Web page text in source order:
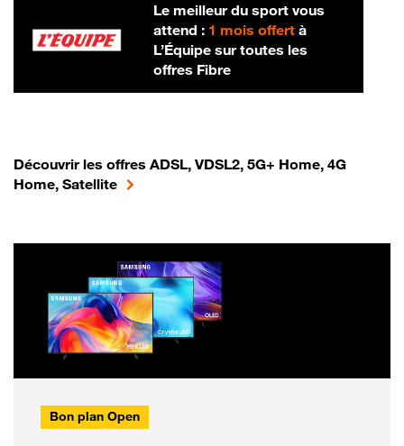
Le meilleur du sport vous
attend : 1 mois offertà
L’Équipe sur toutes les
offres Fibre
Découvrir les offres ADSL, VDSL2, 5G+ Home, 4G
Home, Satellite
Bon plan Open